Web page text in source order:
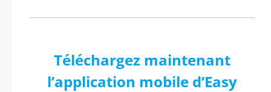
Téléchargez maintenant
l’application mobile d’Easy